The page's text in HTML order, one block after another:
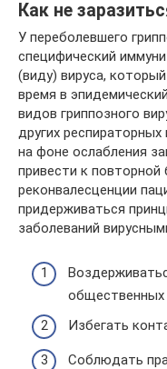
Как не
У переболевшего
специфический
(виду) вируса,
время в
видов гриппозного
других
на фоне ослабления
привести к
реконвалесценции
придерживаться
заболеваний
общественных
Избегать
Соблюдать